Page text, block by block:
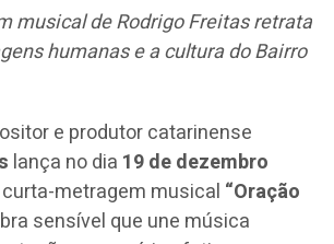
musical de Rodrigo Freitas retrata
humanas e a cultura do Bairro
e produtor catarinense
lança no dia 19 de dezembro
metragem musical “Oração
sensível que une música